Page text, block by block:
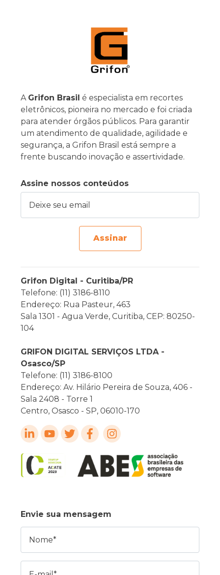
A Grifon Brasil é especialista em recortes
eletrônicos, pioneira no mercado e foi criada
para atender órgãos públicos. Para garantir
um atendimento de qualidade, agilidade e
segurança, a Grifon Brasil está sempre a
frente buscando inovação e assertividade.
Assine nossos conteúdos
Assinar
Grifon Digital - Curitiba/PR
Telefone: (11) 3186-8110
Endereço: Rua Pasteur, 463
Sala 1301 - Agua Verde, Curitiba, CEP: 80250-
104
GRIFON DIGITAL SERVIÇOS LTDA -
Osasco/SP
Telefone: (11) 3186-8100
Endereço: Av. Hilário Pereira de Souza, 406 -
Sala 2408 - Torre 1
Centro, Osasco - SP, 06010-170
Envie sua mensagem